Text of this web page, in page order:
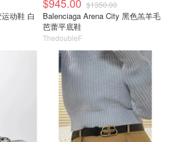
$1350.00
Balenciaga Arena City 黑色羔羊毛
芭蕾平底鞋
ThedoubleF